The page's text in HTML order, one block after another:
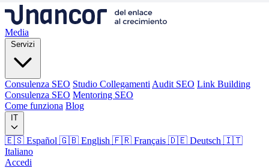
Media
Servizi
Consulenza SEO Studio Collegamenti Audit SEO Link Building
Consulenza SEO Mentoring SEO
Come funziona Blog
IT
🇪🇸 Español 🇬🇧 English 🇫🇷 Français 🇩🇪 Deutsch 🇮🇹
Italiano
Accedi